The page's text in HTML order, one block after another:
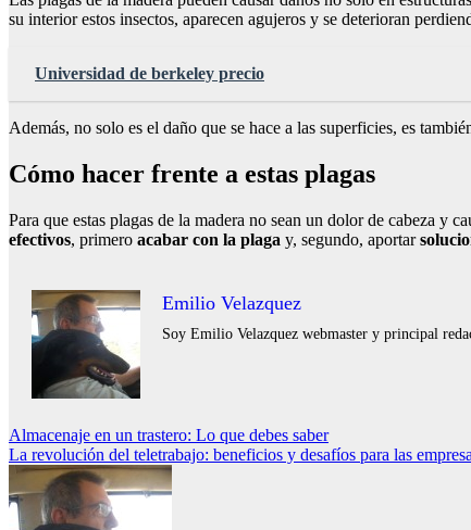
su interior estos insectos, aparecen agujeros y se deterioran
Universidad de berkeley precio
Además, no solo es el daño que se hace a las superficies, es
Cómo hacer frente a estas plagas
Para que estas plagas de la madera no sean un dolor de cabeza y
efectivos, primero acabar con la plaga y, segundo, aportar
Emilio Velazquez
Soy Emilio Velazquez webmaster y principal
Navegación
de
entradas
Almacenaje en un trastero: Lo que debes saber
La revolución del teletrabajo: beneficios y desafíos para las